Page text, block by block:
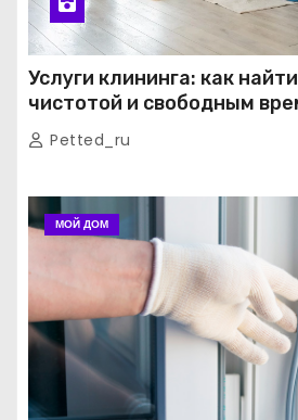
Услуги клининга: как
чистотой и свободным
Petted_ru
МОЙ ДОМ